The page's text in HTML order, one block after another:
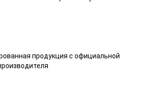
продукция с официальной